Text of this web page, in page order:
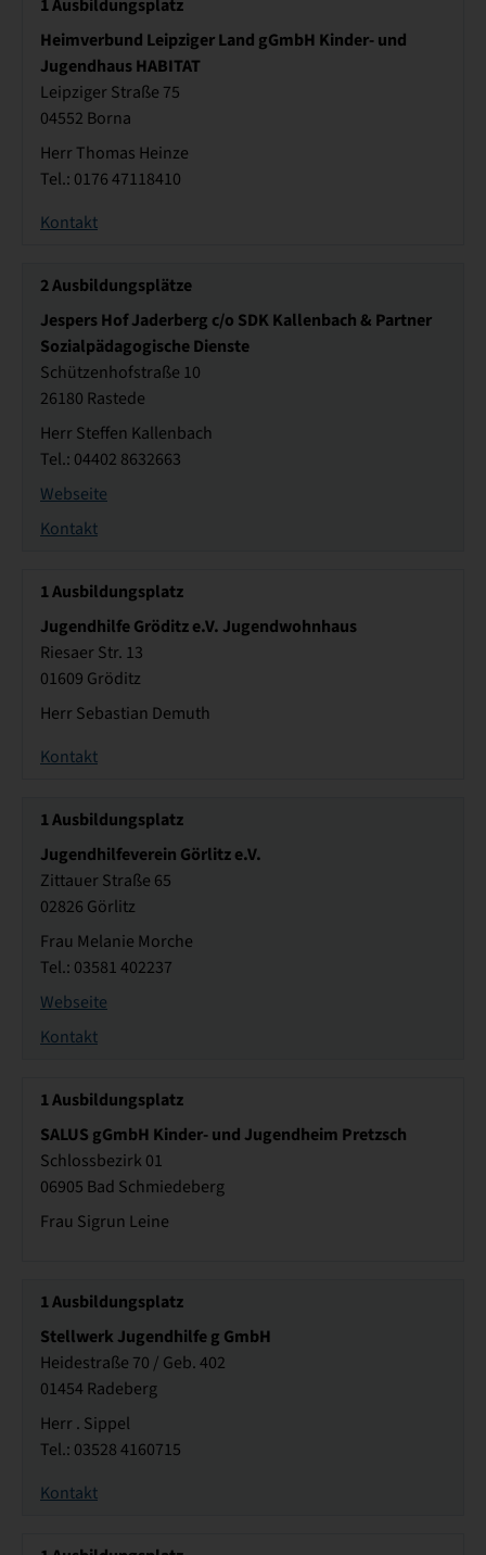
1Ausbildungsplatz
Heimverbund Leipziger Land gGmbH Kinder- und
Jugendhaus HABITAT
Leipziger Straße 75
04552 Borna
Herr Thomas Heinze
Tel.: 0176 47118410
Kontakt
2Ausbildungsplätze
Jespers Hof Jaderberg c/o SDK Kallenbach & Partner
Sozialpädagogische Dienste
Schützenhofstraße 10
26180 Rastede
Herr Steffen Kallenbach
Tel.: 04402 8632663
Webseite
Kontakt
1Ausbildungsplatz
Jugendhilfe Gröditz e.V. Jugendwohnhaus
Riesaer Str. 13
01609 Gröditz
Herr Sebastian Demuth
Kontakt
1Ausbildungsplatz
Jugendhilfeverein Görlitz e.V.
Zittauer Straße 65
02826 Görlitz
Frau Melanie Morche
Tel.: 03581 402237
Webseite
Kontakt
1Ausbildungsplatz
SALUS gGmbH Kinder- und Jugendheim Pretzsch
Schlossbezirk 01
06905 Bad Schmiedeberg
Frau Sigrun Leine
1Ausbildungsplatz
Stellwerk Jugendhilfe g GmbH
Heidestraße 70 / Geb. 402
01454 Radeberg
Herr . Sippel
Tel.: 03528 4160715
Kontakt